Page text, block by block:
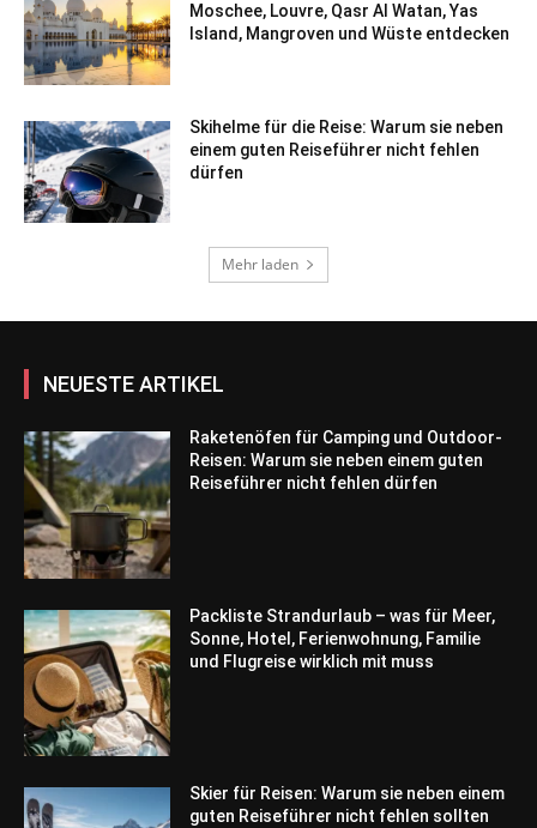
Moschee, Louvre, Qasr Al Watan, Yas
Island, Mangroven und Wüste entdecken
Skihelme für die Reise: Warum sie neben
einem guten Reiseführer nicht fehlen
dürfen
Mehr laden
NEUESTE ARTIKEL
Raketenöfen für Camping und Outdoor-
Reisen: Warum sie neben einem guten
Reiseführer nicht fehlen dürfen
Packliste Strandurlaub – was für Meer,
Sonne, Hotel, Ferienwohnung, Familie
und Flugreise wirklich mit muss
Skier für Reisen: Warum sie neben einem
guten Reiseführer nicht fehlen sollten